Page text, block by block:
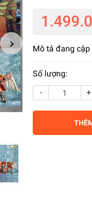
Mô tả đang cập
Số lượng:
-
+